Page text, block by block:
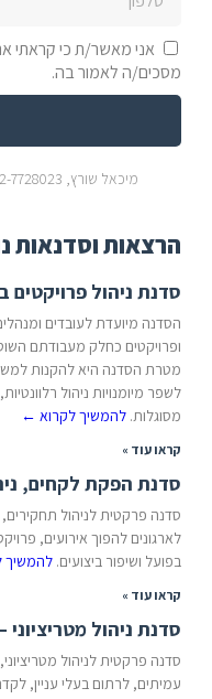
אני מאשר/ת כי קראתי
מסכים/ה לאמור בה.
מיכאל שורץ, 7728023
הרצאות וסדנאות
סדנת ניהול פרויקטים
הסדנה מיועדת לעובדים
ופרויקטים כחלק מעבודתם
מטרת הסדנה היא להקנות
לשפר מיומנויות ניהול
מסוגלות. להמשיך לקרוא ←
קראו עוד »
סדנת הפקת לקחים,
סדנה פרקטית לניהול
לארגונים להפוך אירועים,
בפועל ושיפור ביצועים. להמשיך
קראו עוד »
סדנת ניהול
סדנה פרקטית לניהול
עמיתים, לרתום בעלי עניין,